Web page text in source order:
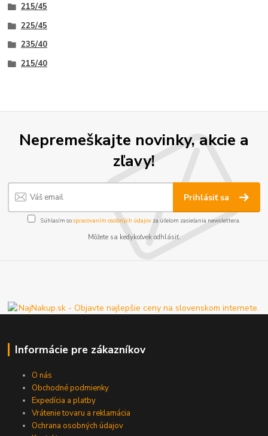
215/45
225/45
235/40
215/40
Nepremeškajte novinky, akcie a
zľavy!
Prihlásiť sa
Súhlasím sospracovaním osobných údajov za účelom zasielania newslettera.
Môžete sa kedykoľvek odhlásiť.
Informácie pre zákazníkov
O nás
Obchodné podmienky
Expedícia a platby
Vrátenie tovaru a reklamácia
Ochrana osobných údajov